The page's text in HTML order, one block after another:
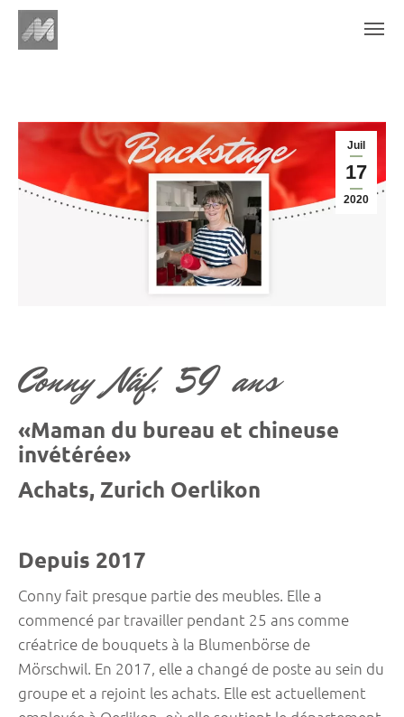
Juil
17
2020
Conny Näf, 59 ans
«Maman du bureau et chineuse
invétérée»
Achats, Zurich Oerlikon
Depuis 2017
Conny fait presque partie des meubles. Elle a
commencé par travailler pendant 25 ans comme
créatrice de bouquets à la Blumenbörse de
Mörschwil. En 2017, elle a changé de poste au sein du
groupe et a rejoint les achats. Elle est actuellement